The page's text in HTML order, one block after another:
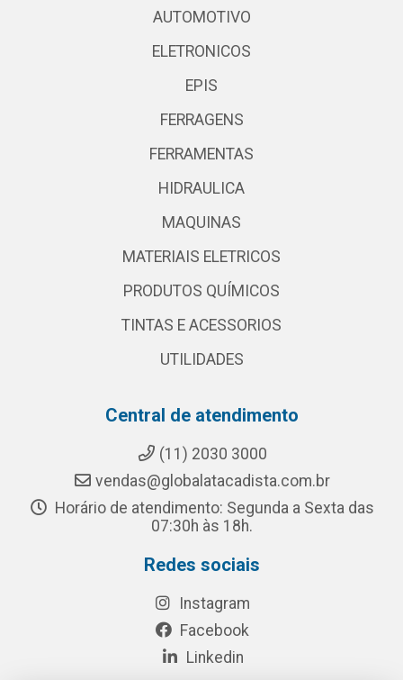
AUTOMOTIVO
ELETRONICOS
EPIS
FERRAGENS
FERRAMENTAS
HIDRAULICA
MAQUINAS
MATERIAIS ELETRICOS
PRODUTOS QUÍMICOS
TINTAS E ACESSORIOS
UTILIDADES
Central de atendimento
(11) 2030 3000
vendas@globalatacadista.com.br
Horário de atendimento: Segunda a Sexta das
07:30h às 18h.
Redes sociais
Instagram
Facebook
Linkedin